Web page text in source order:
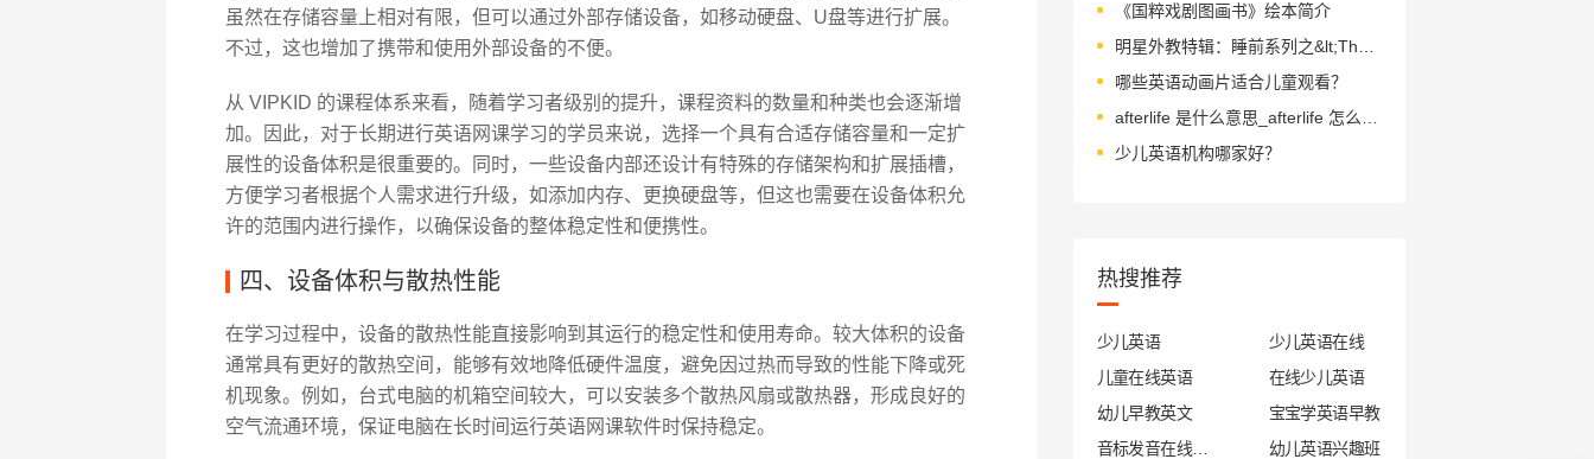
虽然在存储容量上相对有限，但可以通过外部存储设备，如移动硬盘、U盘等进行扩展。
不过，这也增加了携带和使用外部设备的不便。
从 VIPKID 的课程体系来看，随着学习者级别的提升，课程资料的数量和种类也会逐渐增
加。因此，对于长期进行英语网课学习的学员来说，选择一个具有合适存储容量和一定扩
展性的设备体积是很重要的。同时，一些设备内部还设计有特殊的存储架构和扩展插槽，
方便学习者根据个人需求进行升级，如添加内存、更换硬盘等，但这也需要在设备体积允
许的范围内进行操作，以确保设备的整体稳定性和便携性。
四、设备体积与散热性能
在学习过程中，设备的散热性能直接影响到其运行的稳定性和使用寿命。较大体积的设备
通常具有更好的散热空间，能够有效地降低硬件温度，避免因过热而导致的性能下降或死
机现象。例如，台式电脑的机箱空间较大，可以安装多个散热风扇或散热器，形成良好的
空气流通环境，保证电脑在长时间运行英语网课软件时保持稳定。
《国粹戏剧图画书》绘本简介
哪些英语动画片适合儿童观看？
少儿英语机构哪家好？
热搜推荐
少儿英语
少儿英语在线
儿童在线英语
在线少儿英语
幼儿早教英文
宝宝学英语早教
幼儿英语兴趣班